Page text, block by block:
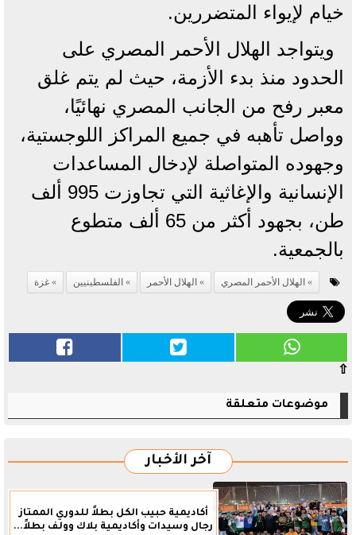
خيام لإيواء المتضررين.
ويتواجد الهلال الأحمر المصري على
الحدود منذ بدء الأزمة، حيث لم يتم غلق
معبر رفح من الجانب المصري نهائيًا،
وواصل تأهبه في جميع المراكز اللوجستية،
وجهوده المتواصلة لإدخال المساعدات
الإنسانية والإغاثية التي تجاوزت 995 ألف
طن، بجهود أكثر من 65 ألف متطوع
بالجمعية.
الهلال الأحمر المصري الهلال الأحمر الفلسطينيين غزة
⇧
موضوعات متعلقة
آخر الأخبار
أكاديمية حبيب الكل بطلاً للدوري الممتاز
رجال وسيدات وأكاديمية بلاك وولف بطلاً...